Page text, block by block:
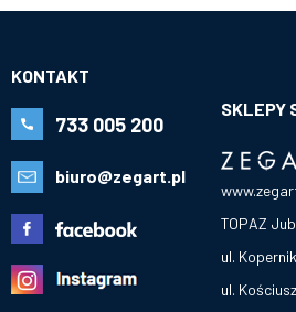
KONTAKT
733 005 200
biuro@zegart.pl
SKLEPY
TOPAZ
ul.
ul.